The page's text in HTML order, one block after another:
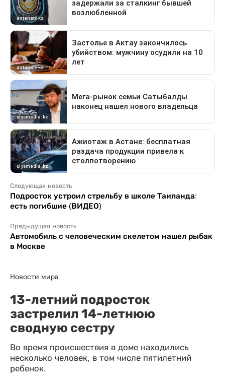
Следующая новость
Подросток устроил стрельбу в школе Таиланда:
есть погибшие (ВИДЕО)
Предыдущая новость
Автомобиль с человеческим скелетом нашел рыбак
в Москве
Новости мира
13-летний подросток
застрелил 14-летнюю
сводную сестру
Во время происшествия в доме находились
несколько человек, в том числе пятилетний
ребенок.